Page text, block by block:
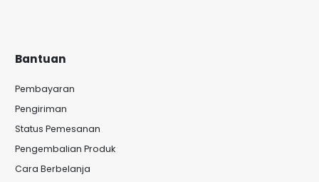
Bantuan
Pembayaran
Pengiriman
Status Pemesanan
Pengembalian Produk
Cara Berbelanja